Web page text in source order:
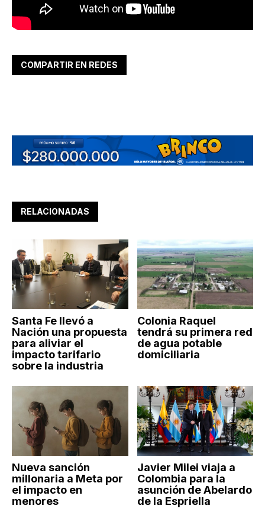
COMPARTIR EN REDES
RELACIONADAS
Santa Fe llevó a
Nación una propuesta
para aliviar el
impacto tarifario
sobre la industria
Colonia Raquel
tendrá su primera red
de agua potable
domiciliaria
Nueva sanción
millonaria a Meta por
el impacto en
menores
Javier Milei viaja a
Colombia para la
asunción de Abelardo
de la Espriella